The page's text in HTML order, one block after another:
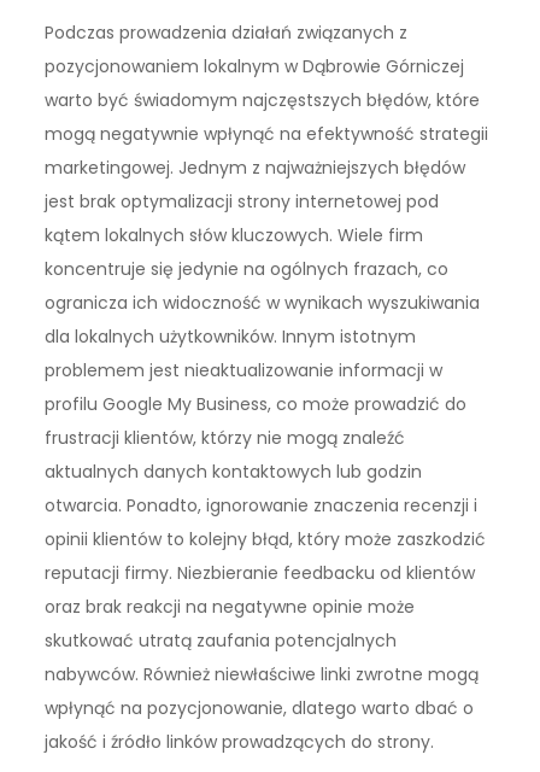
Podczas prowadzenia działań związanych z
pozycjonowaniem lokalnym w Dąbrowie Górniczej
warto być świadomym najczęstszych błędów, które
mogą negatywnie wpłynąć na efektywność strategii
marketingowej. Jednym z najważniejszych błędów
jest brak optymalizacji strony internetowej pod
kątem lokalnych słów kluczowych. Wiele firm
koncentruje się jedynie na ogólnych frazach, co
ogranicza ich widoczność w wynikach wyszukiwania
dla lokalnych użytkowników. Innym istotnym
problemem jest nieaktualizowanie informacji w
profilu Google My Business, co może prowadzić do
frustracji klientów, którzy nie mogą znaleźć
aktualnych danych kontaktowych lub godzin
otwarcia. Ponadto, ignorowanie znaczenia recenzji i
opinii klientów to kolejny błąd, który może zaszkodzić
reputacji firmy. Niezbieranie feedbacku od klientów
oraz brak reakcji na negatywne opinie może
skutkować utratą zaufania potencjalnych
nabywców. Również niewłaściwe linki zwrotne mogą
wpłynąć na pozycjonowanie, dlatego warto dbać o
jakość i źródło linków prowadzących do strony.